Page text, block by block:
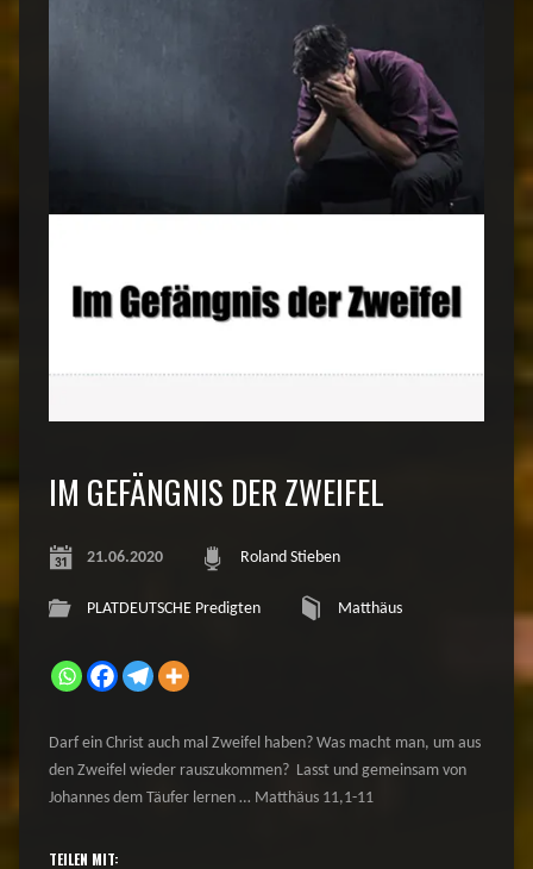
IM GEFÄNGNIS DER ZWEIFEL
21.06.2020 Roland Stieben
PLATDEUTSCHE Predigten Matthäus
Darf ein Christ auch mal Zweifel haben? Was macht man, um aus
den Zweifel wieder rauszukommen? Lasst und gemeinsam von
Johannes dem Täufer lernen … Matthäus 11,1-11
TEILEN MIT: